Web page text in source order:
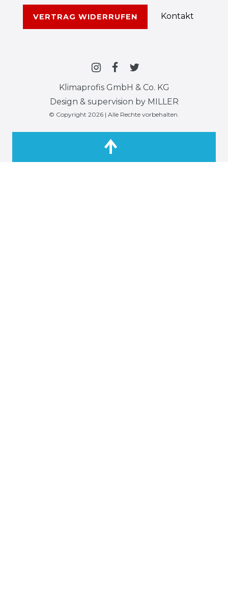
VERTRAG WIDERRUFEN Kontakt
Klimaprofis GmbH & Co. KG
Design & supervision by MILLER
© Copyright 2026 | Alle Rechte vorbehalten.